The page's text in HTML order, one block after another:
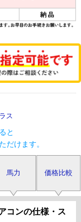
ス
と
だけます。
馬力 価格比較
コンの仕様・ス